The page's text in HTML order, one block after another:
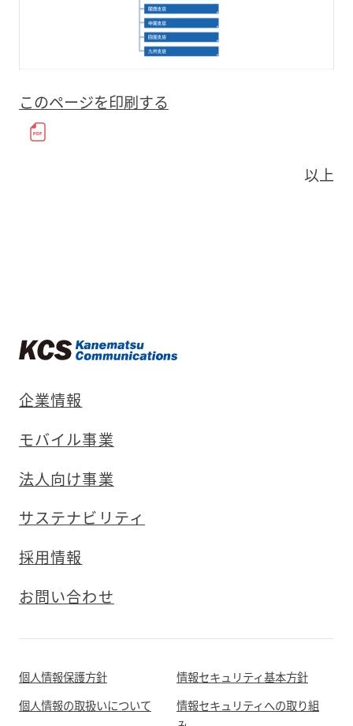
このページを印刷する
以上
企業情報
モバイル事業
法人向け事業
サステナビリティ
採用情報
お問い合わせ
個人情報保護方針
情報セキュリティ基本方針
個人情報の取扱いについて
情報セキュリティへの取り組